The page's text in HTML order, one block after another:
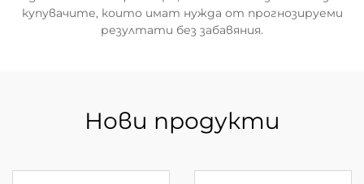
купувачите, които имат нужда от прогнозируеми
резултати без забавяния.
Нови продукти